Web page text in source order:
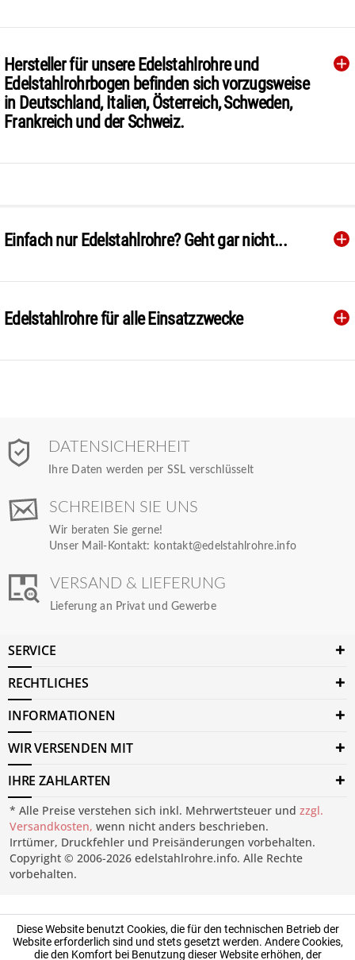
Hersteller für unsere Edelstahlrohre und
Edelstahlrohrbogen befinden sich vorzugsweise
in Deutschland, Italien, Österreich, Schweden,
Frankreich und der Schweiz.
Einfach nur Edelstahlrohre? Geht gar nicht...
Edelstahlrohre für alle Einsatzzwecke
DATENSICHERHEIT
Ihre Daten werden per SSL verschlüsselt
SCHREIBEN SIE UNS
Wir beraten Sie gerne!
Unser Mail-Kontakt: kontakt@edelstahlrohre.info
VERSAND & LIEFERUNG
Lieferung an Privat und Gewerbe
SERVICE
RECHTLICHES
INFORMATIONEN
WIR VERSENDEN MIT
IHRE ZAHLARTEN
* Alle Preise verstehen sich inkl. Mehrwertsteuer und zzgl.
Versandkosten, wenn nicht anders beschrieben.
Irrtümer, Druckfehler und Preisänderungen vorbehalten.
Copyright © 2006-2026 edelstahlrohre.info. Alle Rechte
vorbehalten.
Diese Website benutzt Cookies, die für den technischen Betrieb der
Website erforderlich sind und stets gesetzt werden. Andere Cookies,
die den Komfort bei Benutzung dieser Website erhöhen, der